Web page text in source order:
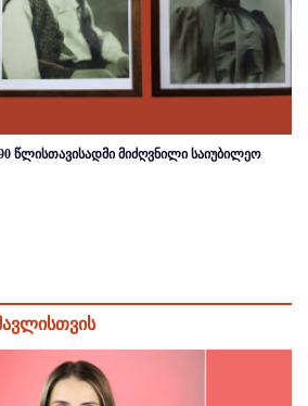
წლისთავისადმი მიძღვნილი საიუბილეო